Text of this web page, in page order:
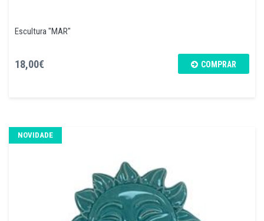
Escultura "MAR"
18,00€ COMPRAR
NOVIDADE